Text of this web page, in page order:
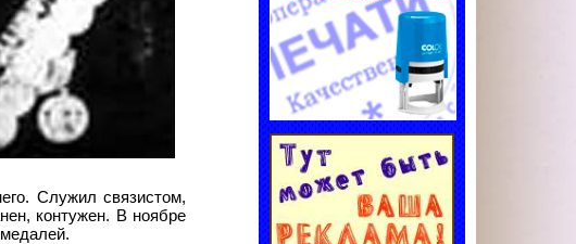
Служил связистом,
контужен. В ноябре